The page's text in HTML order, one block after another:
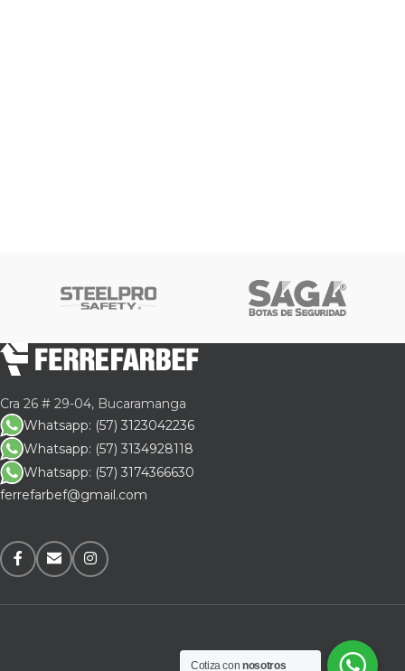
Cra 26 # 29-04, Bucaramanga
Whatsapp: (57) 3123042236
Whatsapp: (57) 3134928118
Whatsapp: (57) 3174366630
ferrefarbef@gmail.com
Cotiza connosotros